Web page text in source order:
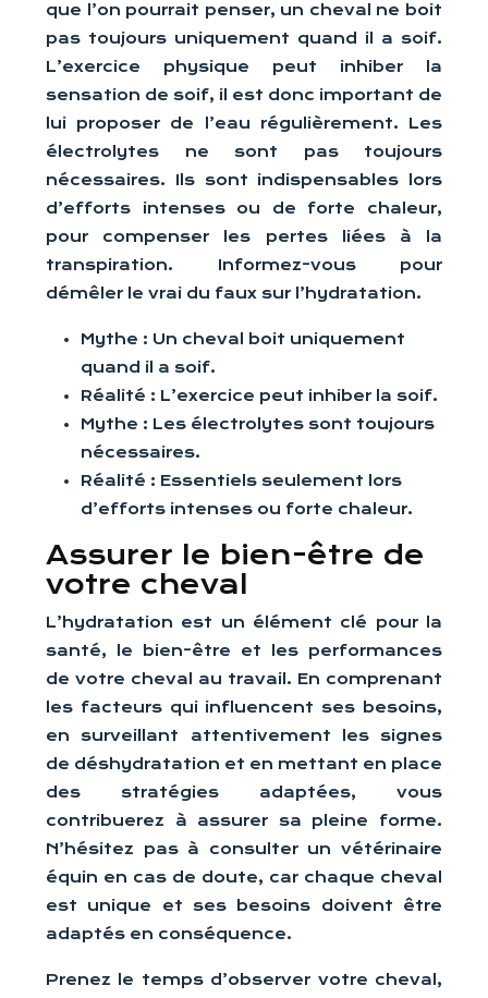
que l’on pourrait penser, un cheval ne boit
pas toujours uniquement quand il a soif.
L’exercice physique peut inhiber la
sensation de soif, il est donc important de
lui proposer de l’eau régulièrement. Les
électrolytes ne sont pas toujours
nécessaires. Ils sont indispensables lors
d’efforts intenses ou de forte chaleur,
pour compenser les pertes liées à la
transpiration. Informez-vous pour
démêler le vrai du faux sur l’hydratation.
Mythe : Un cheval boit uniquement
quand il a soif.
Réalité : L’exercice peut inhiber la soif.
Mythe : Les électrolytes sont toujours
nécessaires.
Réalité : Essentiels seulement lors
d’efforts intenses ou forte chaleur.
Assurer le bien-être de
votre cheval
L’hydratation est un élément clé pour la
santé, le bien-être et les performances
de votre cheval au travail. En comprenant
les facteurs qui influencent ses besoins,
en surveillant attentivement les signes
de déshydratation et en mettant en place
des stratégies adaptées, vous
contribuerez à assurer sa pleine forme.
N’hésitez pas à consulter un vétérinaire
équin en cas de doute, car chaque cheval
est unique et ses besoins doivent être
adaptés en conséquence.
Prenez le temps d’observer votre cheval,